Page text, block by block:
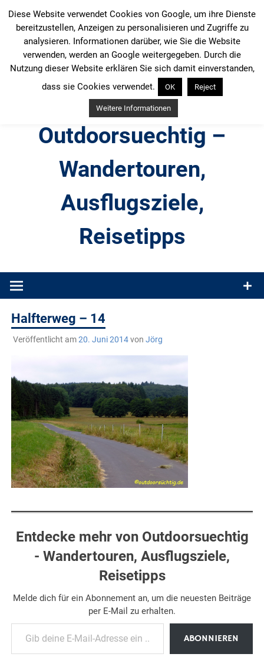
Inhalt
springen
Outdoorsuechtig –
Wandertouren,
Ausflugsziele,
Reisetipps
Produkttests und Buchrezensionen. Ein Blog für alle, die gern
Halfterweg – 14
Veröffentlicht am20. Juni 2014von Jörg
Entdecke mehr von Outdoorsuechtig
- Wandertouren, Ausflugsziele,
Reisetipps
Melde dich für ein Abonnement an, um die neuesten Beiträge
per E-Mail zu erhalten.
Gib deine E-Mail-Adresse ein ...
ABONNIEREN
Diese Website verwendet Cookies von Google, um ihre Dienste
bereitzustellen, Anzeigen zu personalisieren und Zugriffe zu
analysieren. Informationen darüber, wie Sie die Website
verwenden, werden an Google weitergegeben. Durch die
Nutzung dieser Website erklären Sie sich damit einverstanden,
dass sie Cookies verwendet.
OK Reject
Weitere Informationen